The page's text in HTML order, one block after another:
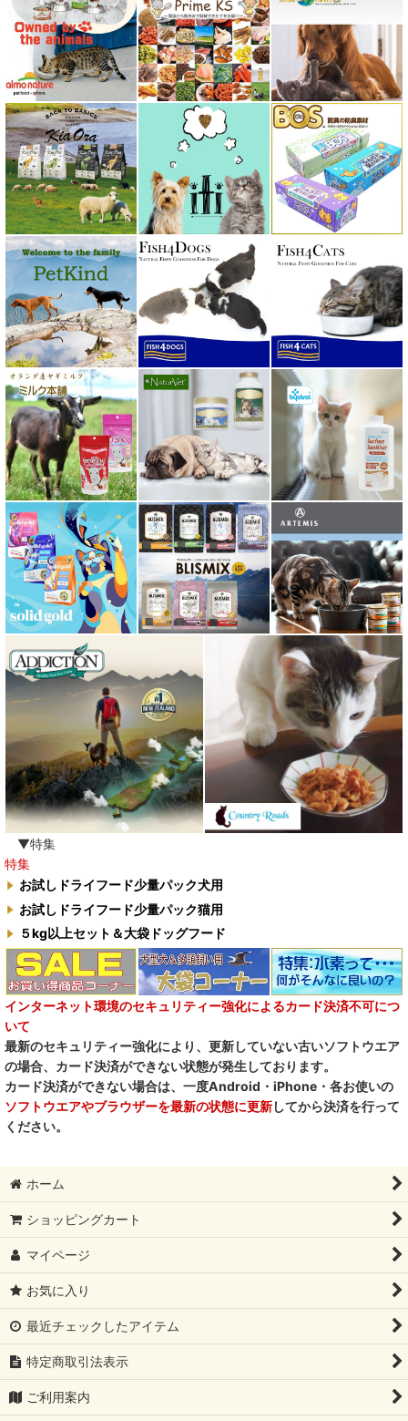
▼特集
特集
お試しドライフード少量パック犬用
お試しドライフード少量パック猫用
５kg以上セット＆大袋ドッグフード
インターネット環境のセキュリティー強化によるカード決済不可につ
いて
最新のセキュリティー強化により、更新していない古いソフトウエア
の場合、カード決済ができない状態が発生しております。
カード決済ができない場合は、一度Android・iPhone・各お使いの
ソフトウエアやブラウザーを最新の状態に更新してから決済を行って
ください。
ホーム
ショッピングカート
マイページ
お気に入り
最近チェックしたアイテム
特定商取引法表示
ご利用案内